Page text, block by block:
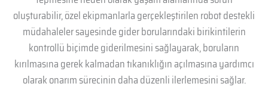
oluşturabilir, özel ekipmanlarla gerçekleştirilen robot destekli
müdahaleler sayesinde gider borularındaki birikintilerin
kontrollü biçimde giderilmesini sağlayarak, boruların
kırılmasına gerek kalmadan tıkanıklığın açılmasına yardımcı
olarak onarım sürecinin daha düzenli ilerlemesini sağlar.